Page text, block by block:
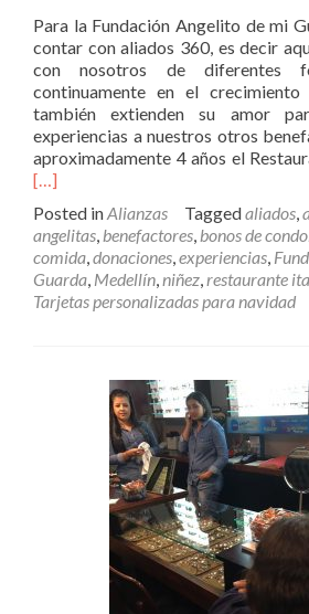
Para la Fundación Angelito de mi
contar con aliados 360, es decir
con nosotros de diferentes
continuamente en el
también extienden su amor
experiencias a nuestros otros
aproximadamente 4 años el
[…]
Posted inAlianzas Taggedaliados
angelitas benefactores bonos de
comida donaciones experiencias
Guarda Medellín niñez restaurante
Tarjetas personalizadas para navidad